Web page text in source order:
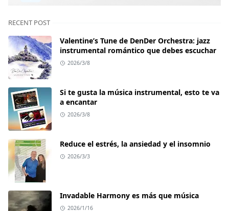
RECENT POST
Valentine’s Tune de DenDer Orchestra: jazz
instrumental romántico que debes escuchar
2026/3/8
Si te gusta la música instrumental, esto te va
a encantar
2026/3/8
Reduce el estrés, la ansiedad y el insomnio
2026/3/3
Invadable Harmony es más que música
2026/1/16